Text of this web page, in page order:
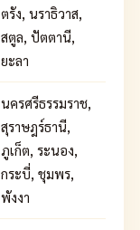
ตรัง, นราธิวาส,
สตูล, ปัตตานี,
ยะลา
นครศรีธรรมราช,
สุราษฎร์ธานี,
ภูเก็ต, ระนอง,
กระบี่, ชุมพร,
พังงา